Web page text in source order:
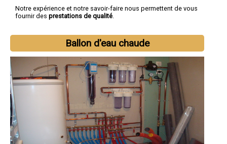
Notre expérience et notre savoir-faire nous permettent de vous
fournir des prestations de qualité.
Ballon d'eau chaude